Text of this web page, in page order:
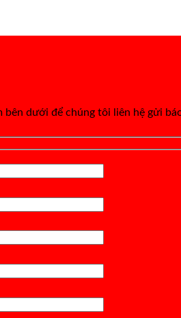
dưới để chúng tôi liên hệ gửi